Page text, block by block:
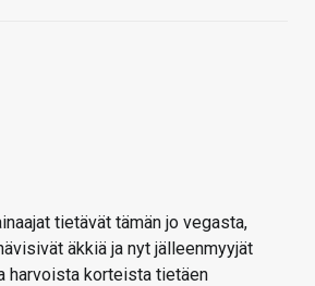
tietävät tämän jo vegasta,
äkkiä ja nyt jälleenmyyjät
harvoista korteista tietäen